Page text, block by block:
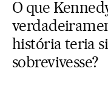
O que
história teria
sobrevivesse?